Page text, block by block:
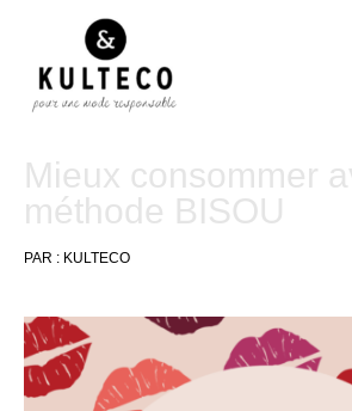
Mieux consommer
méthode BISOU
PAR : KULTECO